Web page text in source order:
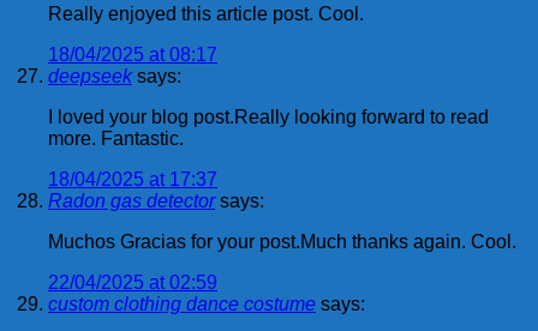
Really enjoyed this article post. Cool.
18/04/2025 at 08:17
deepseek says:
I loved your blog post.Really looking forward to read
more. Fantastic.
18/04/2025 at 17:37
Radon gas detector says:
Muchos Gracias for your post.Much thanks again. Cool.
22/04/2025 at 02:59
custom clothing dance costume says: